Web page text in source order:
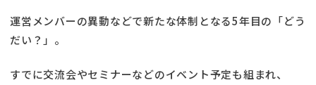
運営メンバーの異動などで新たな体制となる5年目の「どう
だい？」。
すでに交流会やセミナーなどのイベント予定も組まれ、